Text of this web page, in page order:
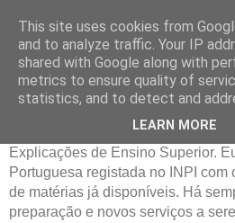
Explicações de Ensino Superior.
Portuguesa registada no INPI com
de matérias já disponíveis. Há
preparação e novos serviços a
This site uses cookies from
and to analyze traffic. Your IP
shared with Google along with
metrics to ensure quality of
statistics, and to detect and
LEARN MORE